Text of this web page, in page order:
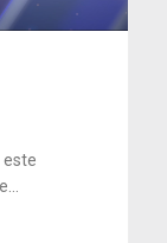
este